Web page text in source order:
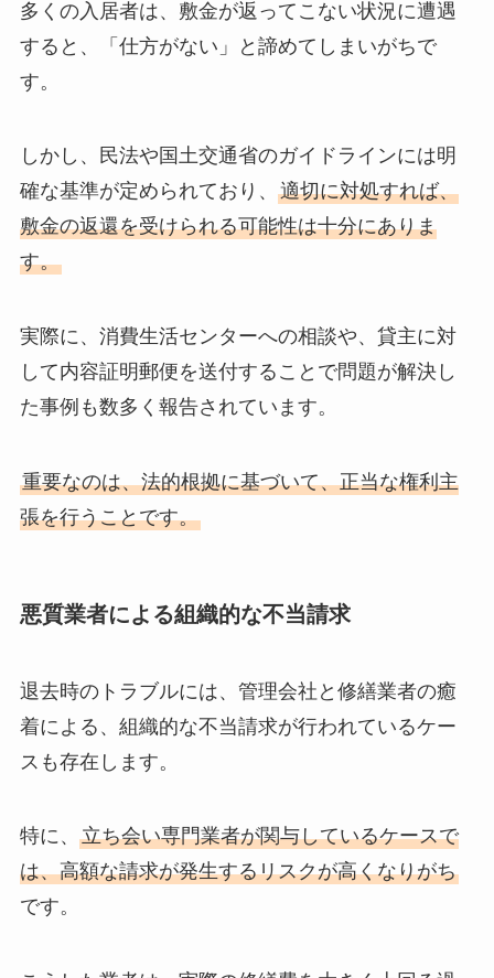
多くの入居者は、敷金が返ってこない状況に遭遇
すると、「仕方がない」と諦めてしまいがちで
す。
しかし、民法や国土交通省のガイドラインには明
確な基準が定められており、 適切に対処すれば、
敷金の返還を受けられる可能性は十分にありま
す。
実際に、消費生活センターへの相談や、貸主に対
して内容証明郵便を送付することで問題が解決し
た事例も数多く報告されています。
重要なのは、法的根拠に基づいて、正当な権利主
張を行うことです。
悪質業者による組織的な不当請求
退去時のトラブルには、管理会社と修繕業者の癒
着による、組織的な不当請求が行われているケー
スも存在します。
特に、 立ち会い専門業者が関与しているケースで
は、高額な請求が発生するリスクが高くなりがち
です。